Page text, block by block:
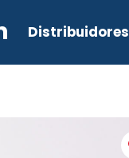
Distribuidores